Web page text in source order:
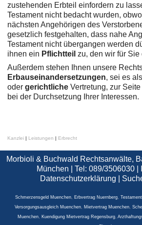
zustehenden Erbteil einfordern zu
Testament nicht bedacht wurden,
nächsten Angehörigen des
gesetzlich festgehalten, dass nahe
Testament nicht übergangen werden
ihnen ein Pflichtteil zu, den wir für Sie
Außerdem stehen Ihnen unsere
Erbauseinandersetzungen, sei es als
oder gerichtliche Vertretung, zur
bei der Durchsetzung Ihrer Interessen.
Kanzlei | Leistungen | Erbrecht
Morbioli & Buchwald Rechtsanwälte,
München | Tel: 089/3506030 |
Datenschutzerklärung
Schmerzensgeld Muenchen, Erbvertrag Nuernberg,
Versorgungsausgleich Muenchen, Mietvertrag Muenchen,
Muenchen, Kuendigung Mietvertrag Regensburg,